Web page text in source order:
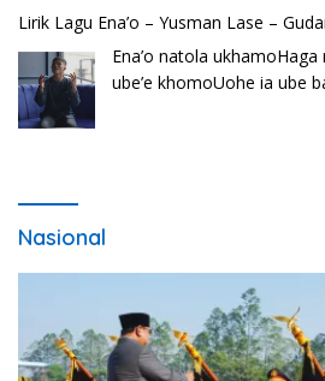
Lirik Lagu FAFOFA Ciptaan Fajar
Bembambörö dödöu he
lawaö khöuMeinötö
Nasional